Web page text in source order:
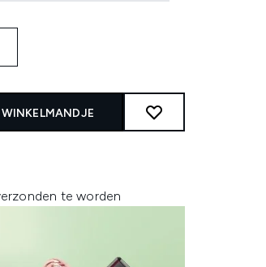
te worden